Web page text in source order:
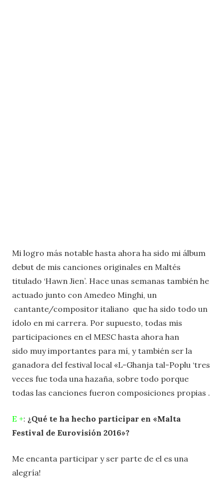
Mi logro más notable hasta ahora ha sido mi álbum
debut de mis canciones originales en Maltés
titulado ‘Hawn Jien’. Hace unas semanas también he
actuado junto con Amedeo Minghi, un
cantante/compositor italiano que ha sido todo un
ídolo en mi carrera. Por supuesto, todas mis
participaciones en el MESC hasta ahora han
sido muy importantes para mí, y también ser la
ganadora del festival local «L-Ghanja tal-Poplu ‘tres
veces fue toda una hazaña, sobre todo porque
todas las canciones fueron composiciones propias .
E +: ¿Qué te ha hecho participar en «Malta
Festival de Eurovisión 2016»?
Me encanta participar y ser parte de el es una
alegría!